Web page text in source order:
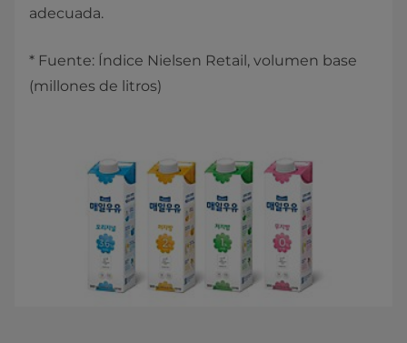
adecuada.
* Fuente: Índice Nielsen Retail, volumen base
(millones de litros)